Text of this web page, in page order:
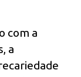
com a
a